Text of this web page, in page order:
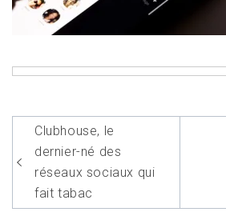
Navigation
de
l’article
Clubhouse, le
dernier-né des
réseaux sociaux qui
fait tabac